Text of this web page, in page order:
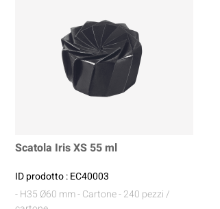
Scatola Iris XS 55 ml
ID prodotto : EC40003
- H35 Ø60 mm- Cartone- 240 pezzi /